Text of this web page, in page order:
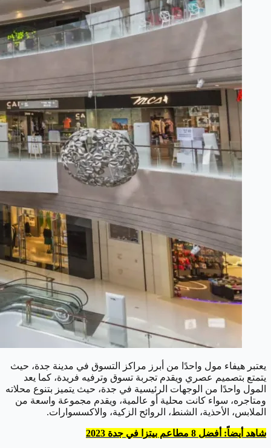
يعتبر هيفاء مول واحدًا من أبرز مراكز التسوق في مدينة جدة، حيث
يتمتع بتصميم عصري ويقدم تجربة تسوق وترفيه فريدة، كما يعد
المول واحدًا من الوجهات الرئيسية في جدة، حيث يتميز بتنوع محلاته
ومتاجره، سواء كانت محلية أو عالمية، ويقدم مجموعة واسعة من
الملابس، الأحذية، الشنط، الروائح الزكية، والاكسسوارات.
شاهد أيضاً: أفضل 8 مطاعم بيتزا في جدة 2023